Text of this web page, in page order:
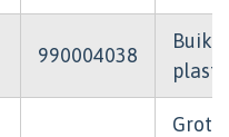
990004038